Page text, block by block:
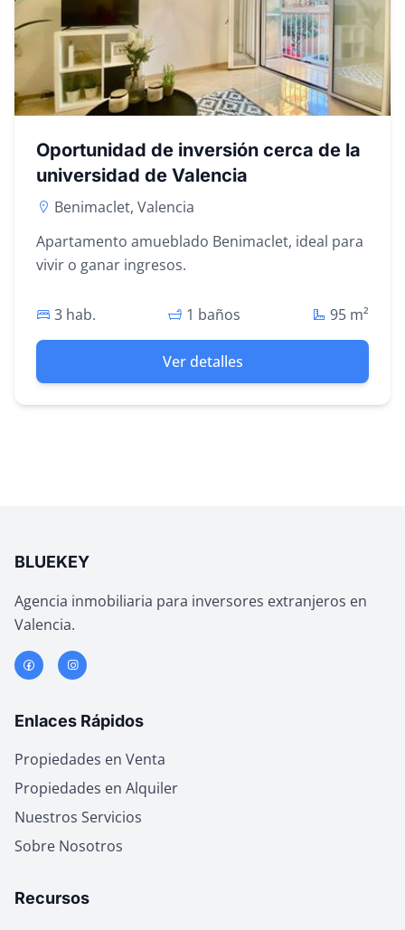
Oportunidad de inversión cerca de la
universidad de Valencia
Benimaclet, Valencia
Apartamento amueblado Benimaclet, ideal para
vivir o ganar ingresos.
3 hab. 1 baños 95 m²
Ver detalles
BLUEKEY
Agencia inmobiliaria para inversores extranjeros en
Valencia.
Enlaces Rápidos
Propiedades en Venta
Propiedades en Alquiler
Nuestros Servicios
Sobre Nosotros
Recursos